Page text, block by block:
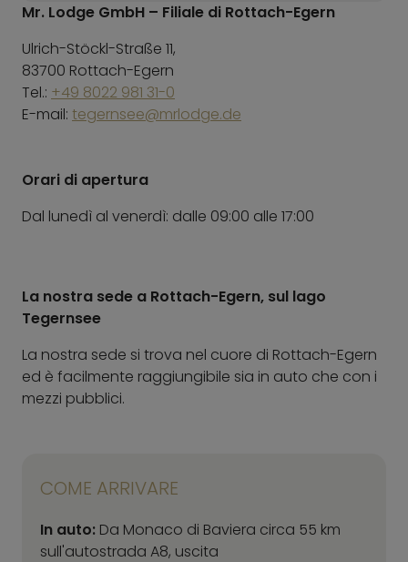
Mr. Lodge GmbH – Filiale di Rottach-Egern
Ulrich-Stöckl-Straße 11,
83700 Rottach-Egern
Tel.: +49 8022 981 31-0
E-mail: tegernsee@mrlodge.de
Orari di apertura
Dal lunedì al venerdì: dalle 09:00 alle 17:00
La nostra sede a Rottach-Egern, sul lago
Tegernsee
La nostra sede si trova nel cuore di Rottach-Egern
ed è facilmente raggiungibile sia in auto che con i
mezzi pubblici.
COME ARRIVARE
In auto: Da Monaco di Baviera circa 55 km
sull'autostrada A8, uscita